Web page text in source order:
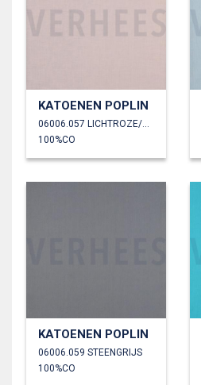
KATOENEN POPLIN
06006.057 LICHTROZE/OUDROZE
100%CO
KATOENEN POPLIN
06006.059 STEENGRIJS
100%CO